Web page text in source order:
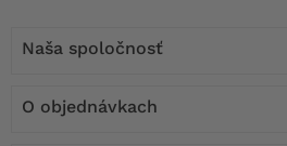
Naša spoločnosť
O objednávkach